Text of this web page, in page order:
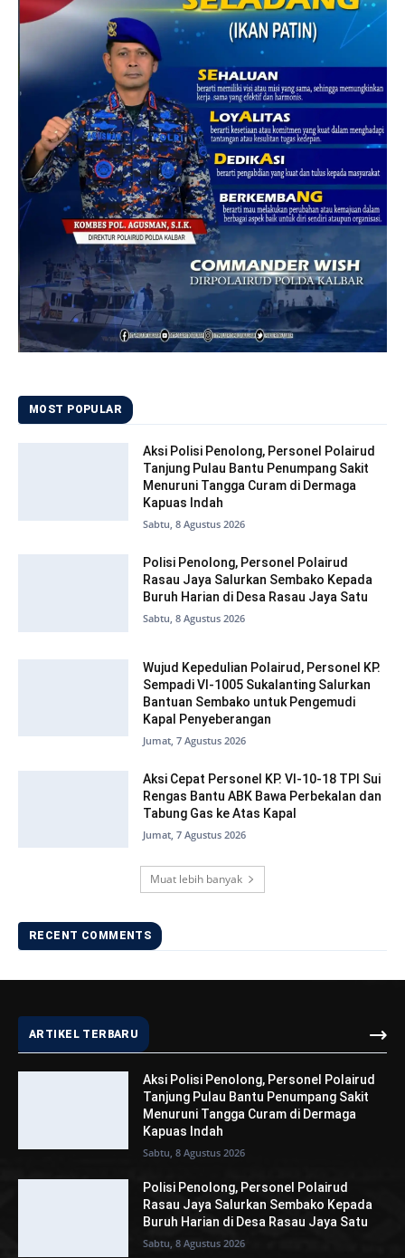
MOST POPULAR
Aksi Polisi Penolong, Personel Polairud
Tanjung Pulau Bantu Penumpang Sakit
Menuruni Tangga Curam di Dermaga
Kapuas Indah
Sabtu, 8 Agustus 2026
Polisi Penolong, Personel Polairud
Rasau Jaya Salurkan Sembako Kepada
Buruh Harian di Desa Rasau Jaya Satu
Sabtu, 8 Agustus 2026
Wujud Kepedulian Polairud, Personel KP.
Sempadi VI-1005 Sukalanting Salurkan
Bantuan Sembako untuk Pengemudi
Kapal Penyeberangan
Jumat, 7 Agustus 2026
Aksi Cepat Personel KP. VI-10-18 TPI Sui
Rengas Bantu ABK Bawa Perbekalan dan
Tabung Gas ke Atas Kapal
Jumat, 7 Agustus 2026
Muat lebih banyak
RECENT COMMENTS
ARTIKEL TERBARU
Aksi Polisi Penolong, Personel Polairud
Tanjung Pulau Bantu Penumpang Sakit
Menuruni Tangga Curam di Dermaga
Kapuas Indah
Sabtu, 8 Agustus 2026
Polisi Penolong, Personel Polairud
Rasau Jaya Salurkan Sembako Kepada
Buruh Harian di Desa Rasau Jaya Satu
Sabtu, 8 Agustus 2026